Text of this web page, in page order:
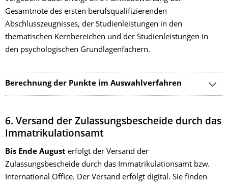
Gesamtnote des ersten berufsqualifizierenden
Abschlusszeugnisses, der Studienleistungen in den
thematischen Kernbereichen und der Studienleistungen in
den psychologischen Grundlagenfächern.
Berechnung der Punkte im Auswahlverfahren
6. Versand der Zulassungsbescheide durch das
Immatrikulationsamt
Bis Ende August erfolgt der Versand der
Zulassungsbescheide durch das Immatrikulationsamt bzw.
International Office. Der Versand erfolgt digital. Sie finden